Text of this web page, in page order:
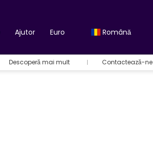
Ajutor Euro Română
Descoperă mai mult Contactează-ne